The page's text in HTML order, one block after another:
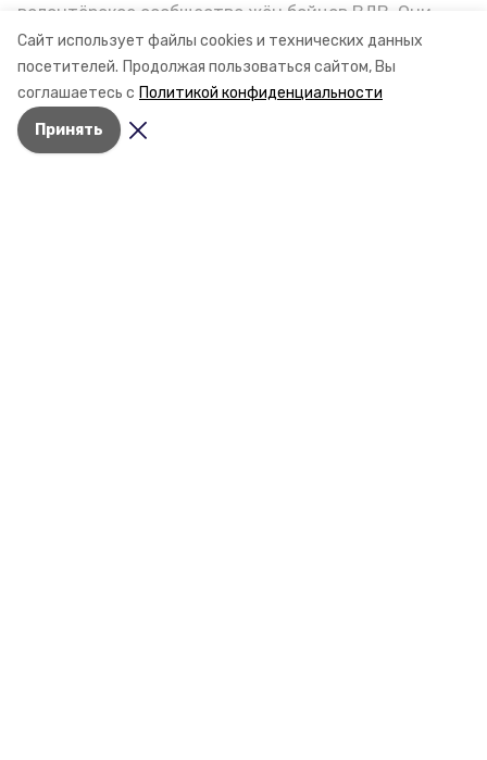
Сайт использует файлы cookies и технических данных
посетителей. Продолжая пользоваться сайтом, Вы
соглашаетесь с Политикой конфиденциальности
Принять
волонтёрское сообщество жён бойцов ВДВ. Они
организуют сборы вещей и продуктов для
участников спецоперации и лично отвозят всё это
на передовую. Девушки рассказали «Победе26», как
создавали добровольческий клуб и зачем проводят
масштабную акцию к 9 Мая.